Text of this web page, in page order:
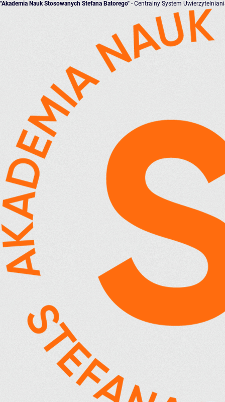
"Akademia Nauk Stosowanych Stefana Batorego" - Centralny System